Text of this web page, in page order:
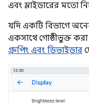
এবং স্লাইডারের মতো
যদি একটি বিভাগে
একসাথে গোষ্ঠীভুক্ত করা
গ্রুপিং এবং ডিভাইডার